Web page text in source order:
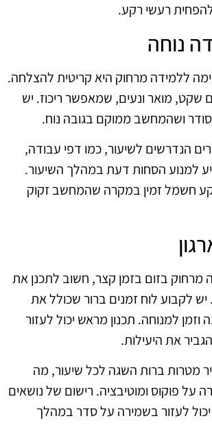
רעשי רקע.
נוחה
ללמידה מרחוק היא קריטית להצלחה.
שקט, מואר ונעים, שמאפשר ריכוז. יש
ושהמחשב ממוקם בגובה נוח.
הנדרשים לשיעור, כמו דפי עבודה,
למנוע הסחות דעת במהלך השיעור.
חשמל זמין במקרה שהמחשב זקוק
בזום בזמן קצר, חשוב לתכנן את
יש לקבוע לוח זמנים ברור שכולל את
וזמן למנוחה. תכנון מראש יכול לעזור
את היעילות.
מטרות ברות השגה לכל שיעור, מה
על פוקוס ומוטיבציה. רישום של נושאים
לעזור בשמירה על סדר במהלך